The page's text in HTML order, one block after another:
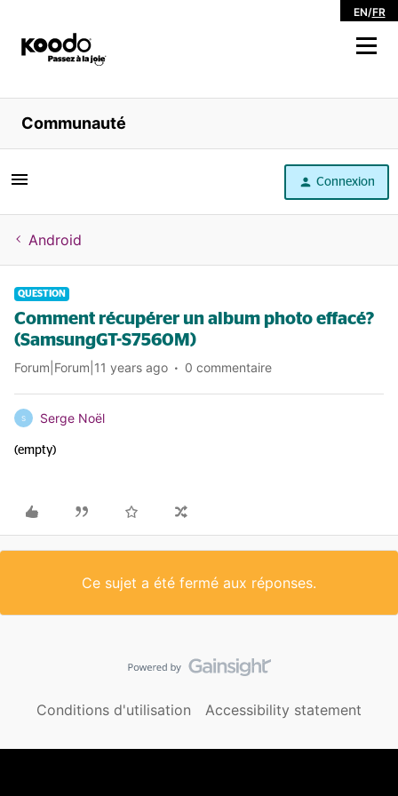
EN/FR
Magasiner
Libre service
Aide
Communauté
Connexion
Android
QUESTION
Comment récupérer un album photo effacé?
(SamsungGT-S7560M)
Forum|Forum|11 years ago 0 commentaire
S Serge Noël
(empty)
Ce sujet a été fermé aux réponses.
Conditions d'utilisation Accessibility statement